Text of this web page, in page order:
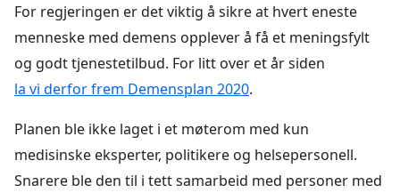
For regjeringen er det viktig å sikre at hvert eneste
menneske med demens opplever å få et meningsfylt
og godt tjenestetilbud. For litt over et år siden
la vi derfor frem Demensplan 2020.
Planen ble ikke laget i et møterom med kun
medisinske eksperter, politikere og helsepersonell.
Snarere ble den til i tett samarbeid med personer med